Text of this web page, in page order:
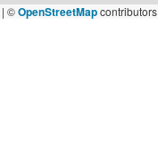
| ©OpenStreetMapcontributors